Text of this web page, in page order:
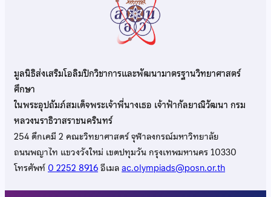
มูลนิธิส่งเสริมโอลิมปิกวิชาการและพัฒนามาตรฐานวิทยาศาสตร์
ศึกษา
ในพระอุปถัมภ์สมเด็จพระเจ้าพี่นางเธอ เจ้าฟ้ากัลยาณิวัฒนา กรม
หลวงนราธิวาสราชนครินทร์
254 ตึกเคมี 2 คณะวิทยาศาสตร์ จุฬาลงกรณ์มหาวิทยาลัย
ถนนพญาไท แขวงวังใหม่ เขตปทุมวัน กรุงเทพมหานคร 10330
โทรศัพท์ 0 2252 8916อีเมลac.olympiads@posn.or.th